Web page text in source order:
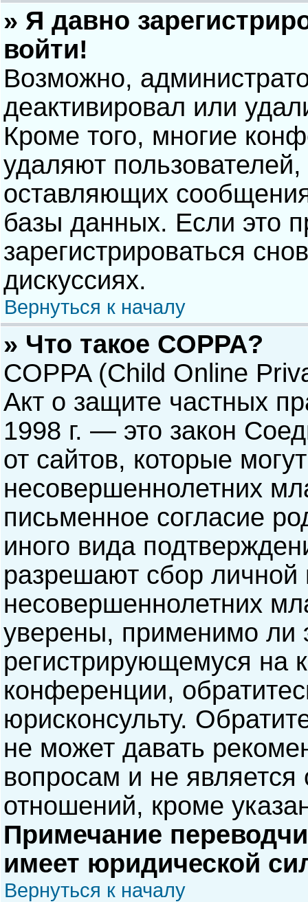
» Я давно
войти!
Возможно,
деактивировал или
Кроме того, многие
удаляют
оставляющих
базы данных. Если это
зарегистрироваться
дискуссиях.
Вернуться к началу
» Что такое COPPA?
COPPA (Child Online
Акт о защите частных
1998 г. — это закон
от сайтов, которые
несовершеннолетних
письменное согласие
иного вида
разрешают сбор
несовершеннолетних
уверены, применимо ли
регистрирующемуся на
конференции,
юрисконсульту.
не может давать
вопросам и не
отношений, кроме
Примечание
имеет юридической
Вернуться к началу